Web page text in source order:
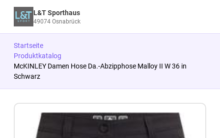
L&T Sporthaus
49074 Osnabrück
Startseite
Produktkatalog
McKINLEY Damen Hose Da.-Abzipphose Malloy II W 36 in
Schwarz